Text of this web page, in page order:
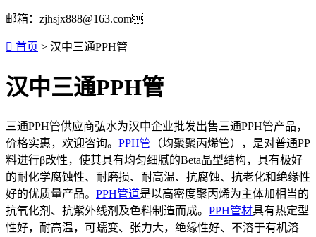
邮箱：zjhsjx888@163.com
 首页 > 汉中三通PPH管
汉中三通PPH管
三通PPH管供应商弘水为汉中企业批发出售三通PPH管产品，
价格实惠，欢迎咨询。 PPH管 （均聚聚丙烯管），是对普通PP
料进行β改性，使其具有均匀细腻的Beta晶型结构，具有极好
的耐化学腐蚀性、耐磨损、耐高温、抗腐蚀、抗老化和绝缘性
好的优质量产品。 PPH管道是以高密度聚丙烯为主体加相当的
抗氧化剂、抗紫外线剂及色料制造而成。 PPH管材具有热定型
性好，耐高温，可蠕变、张力大，绝缘性好、不溶于有机溶